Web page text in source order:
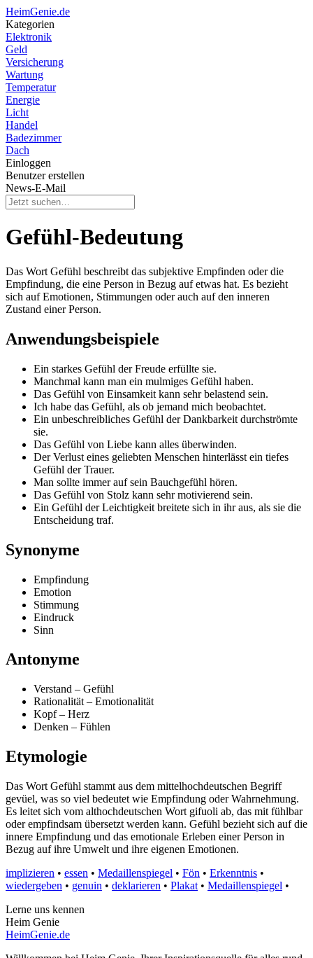
HeimGenie.de
Kategorien
Elektronik
Geld
Versicherung
Wartung
Temperatur
Energie
Licht
Handel
Badezimmer
Dach
Einloggen
Benutzer erstellen
News-E-Mail
Gefühl-Bedeutung
Das Wort Gefühl beschreibt das subjektive Empfinden oder die
Empfindung, die eine Person in Bezug auf etwas hat. Es bezieht
sich auf Emotionen, Stimmungen oder auch auf den inneren
Zustand einer Person.
Anwendungsbeispiele
Ein starkes Gefühl der Freude erfüllte sie.
Manchmal kann man ein mulmiges Gefühl haben.
Das Gefühl von Einsamkeit kann sehr belastend sein.
Ich habe das Gefühl, als ob jemand mich beobachtet.
Ein unbeschreibliches Gefühl der Dankbarkeit durchströmte
sie.
Das Gefühl von Liebe kann alles überwinden.
Der Verlust eines geliebten Menschen hinterlässt ein tiefes
Gefühl der Trauer.
Man sollte immer auf sein Bauchgefühl hören.
Das Gefühl von Stolz kann sehr motivierend sein.
Ein Gefühl der Leichtigkeit breitete sich in ihr aus, als sie die
Entscheidung traf.
Synonyme
Empfindung
Emotion
Stimmung
Eindruck
Sinn
Antonyme
Verstand – Gefühl
Rationalität – Emotionalität
Kopf – Herz
Denken – Fühlen
Etymologie
Das Wort Gefühl stammt aus dem mittelhochdeutschen Begriff
gevüel, was so viel bedeutet wie Empfindung oder Wahrnehmung.
Es leitet sich vom althochdeutschen Wort gifuoli ab, das mit fühlbar
oder empfindsam übersetzt werden kann. Gefühl bezieht sich auf die
innere Empfindung und das emotionale Erleben einer Person in
Bezug auf ihre Umwelt und ihre eigenen Emotionen.
implizieren • essen • Medaillenspiegel • Fön • Erkenntnis •
wiedergeben • genuin • deklarieren • Plakat • Medaillenspiegel •
Lerne uns kennen
Heim Genie
HeimGenie.de